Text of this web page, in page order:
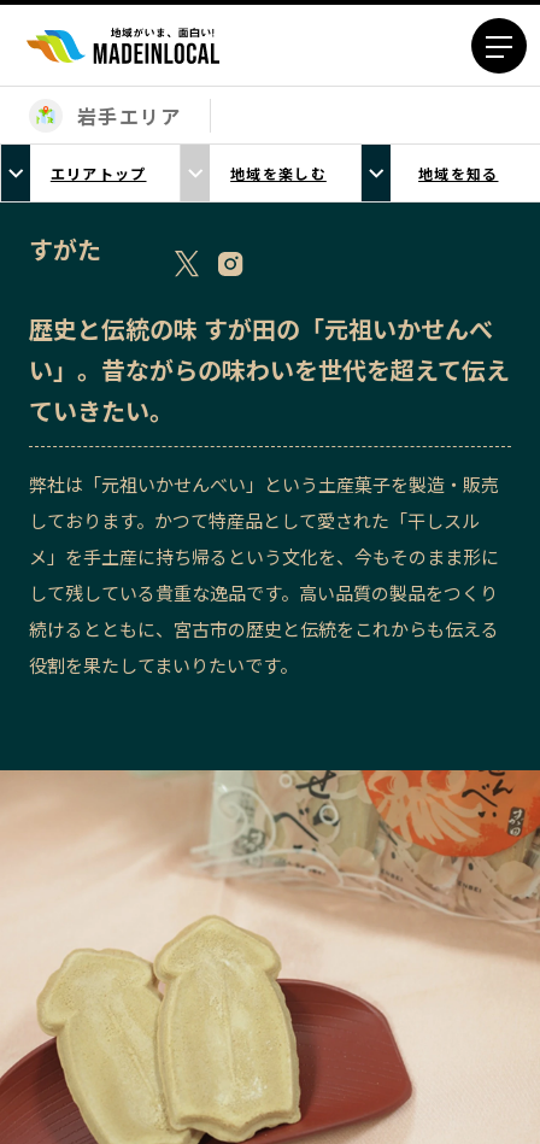
エリアから探す
北海道エリア
青森エリア
岩手エリア
栃木エリア
群馬エリア
埼玉エリア
千葉エリア
東京23区エリア
富山エリア
石川エリア
福井エリア
山梨エリア
長野エリア
岐阜エリア
静岡エリア
愛知エリア
三重エリア
滋賀エリア
京都エリア
和歌山エリア
鳥取エリア
島根エリア
広島エリア
徳島エリア
香川エリア
高知エリア
福岡エリア
佐賀エリア
長崎エリア
熊本エリア
大分エリア
宮崎エリア
鹿児島エリア
沖縄エリア
岩手エリア
エリアトップ 地域を楽しむ 地域を知る
すがた
歴史と伝統の味 すが田の「元祖いかせんべ
い」。昔ながらの味わいを世代を超えて伝え
ていきたい。
弊社は「元祖いかせんべい」という土産菓子を製造・販売
しております。かつて特産品として愛された「干しスル
メ」を手土産に持ち帰るという文化を、今もそのまま形に
して残している貴重な逸品です。高い品質の製品をつくり
続けるとともに、宮古市の歴史と伝統をこれからも伝える
役割を果たしてまいりたいです。